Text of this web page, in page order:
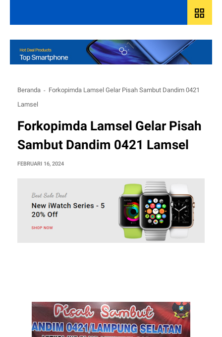
grid_view
Beranda
Forkopimda Lamsel Gelar Pisah Sambut Dandim 0421
Lamsel
Forkopimda Lamsel Gelar Pisah
Sambut Dandim 0421 Lamsel
FEBRUARI 16, 2024